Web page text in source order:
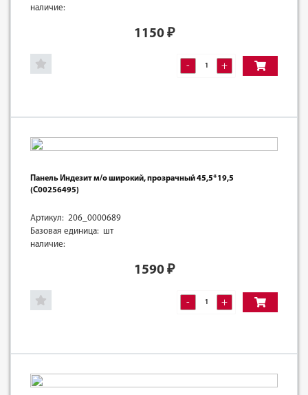
наличие:
1150₽
- +
Панель Индезит м/о широкий, прозрачный 45,5*19,5
(C00256495)
Артикул: 206_0000689
Базовая единица: шт
наличие:
1590₽
- +